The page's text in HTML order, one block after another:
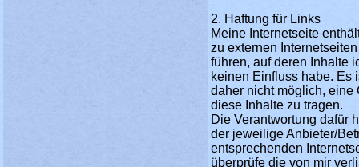
2. Haftung für Links
Meine Internetseite
zu externen
führen, auf deren Inhalte
keinen Einfluss habe. Es
daher nicht möglich, eine
diese Inhalte zu tragen.
Die Verantwortung dafür
der jeweilige Anbieter/
entsprechenden
überprüfe die von mir